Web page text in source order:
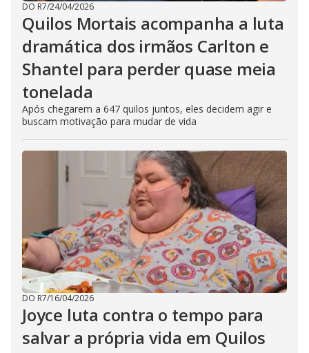
DO R7/24/04/2026
Quilos Mortais acompanha a luta
dramática dos irmãos Carlton e
Shantel para perder quase meia
tonelada
Após chegarem a 647 quilos juntos, eles decidem agir e
buscam motivação para mudar de vida
DO R7/16/04/2026
Joyce luta contra o tempo para
salvar a própria vida em Quilos